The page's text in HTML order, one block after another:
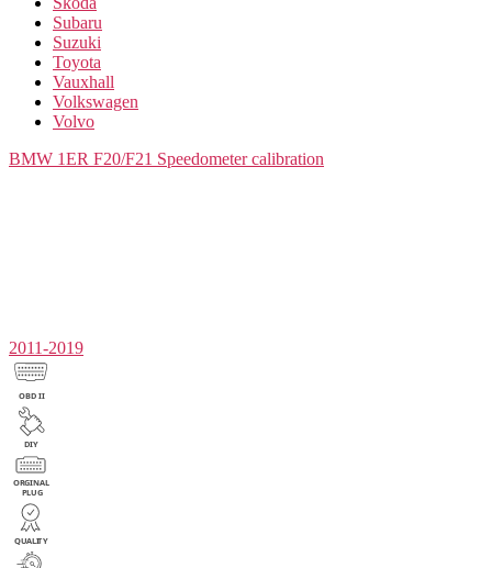
Subaru
Suzuki
Toyota
Vauxhall
Volkswagen
Volvo
BMW 1ER F20/F21 Speedometer calibration
2011-2019